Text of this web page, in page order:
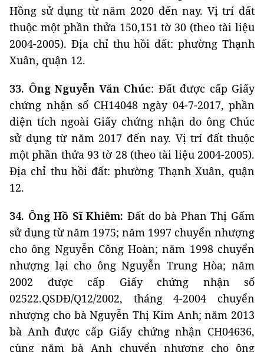
Hồng sử dụng từ năm 2020 đến nay. Vị trí đất
thuộc một phần thửa 150,151 tờ 30 (theo tài liệu
2004-2005). Địa chỉ thu hồi đất: phường Thạnh
Xuân, quận 12.
33. Ông Nguyễn Văn Chúc: Đất được cấp Giấy
chứng nhận số CH14048 ngày 04-7-2017, phần
diện tích ngoài Giấy chứng nhận do ông Chúc
sử dụng từ năm 2017 đến nay. Vị trí đất thuộc
một phần thửa 93 tờ 28 (theo tài liệu 2004-2005).
Địa chỉ thu hồi đất: phường Thạnh Xuân, quận
12.
34. Ông Hồ Sĩ Khiêm: Đất do bà Phan Thị Gấm
sử dụng từ năm 1975; năm 1997 chuyển nhượng
cho ông Nguyễn Công Hoàn; năm 1998 chuyển
nhượng lại cho ông Nguyễn Trung Hòa; năm
2002 được cấp Giấy chứng nhận số
02522.QSDĐ/Q12/2002, tháng 4-2004 chuyển
nhượng cho bà Nguyễn Thị Kim Anh; năm 2013
bà Anh được cấp Giấy chứng nhận CH04636,
cùng năm bà Anh chuyển nhượng cho ông